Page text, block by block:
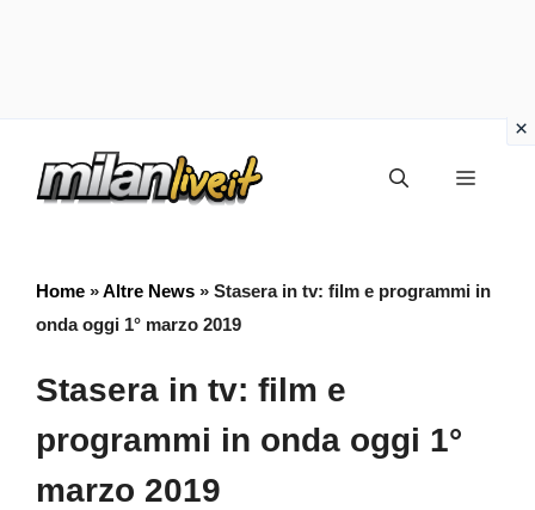
Menu
Home »Altre News » Stasera in tv: film e programmi in
onda oggi 1° marzo 2019
Stasera in tv: film e
programmi in onda oggi 1°
marzo 2019